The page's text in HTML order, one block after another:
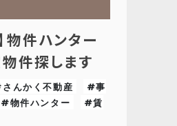
物件ハンター
件探します
んかく不動産
#事
#物件ハンター
#賃